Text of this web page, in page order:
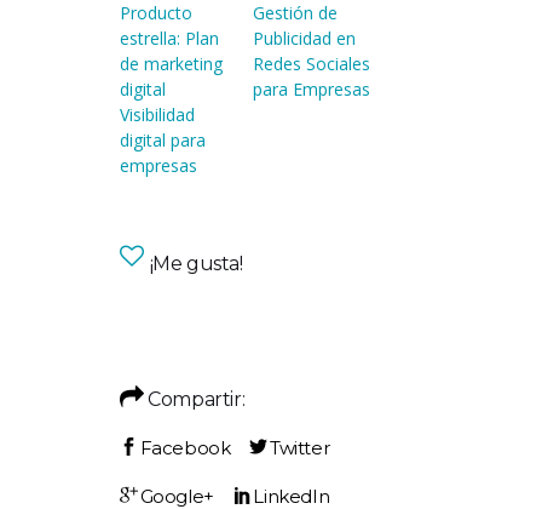
Producto
estrella: Plan
de marketing
digital
Visibilidad
digital para
empresas
Gestión de
Publicidad en
Redes Sociales
para Empresas
¡Me gusta!
Compartir: